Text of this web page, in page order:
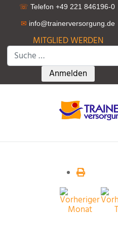
☏ Telefon +49 221 846196-0
✉ info@trainerversorgung.de
MITGLIED WERDEN
Suchen
Type 2 or
Anmelden